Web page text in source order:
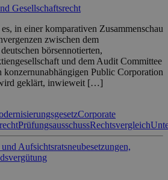
Gesellschaftsrecht
in einer komparativen Zusammenschau
zwischen dem
börsennotierten,
und dem Audit Committee
konzernunabhängigen Public Corporation
geklärt, inwieweit […]
Corporate
PrüfungsausschussRechtsvergleich